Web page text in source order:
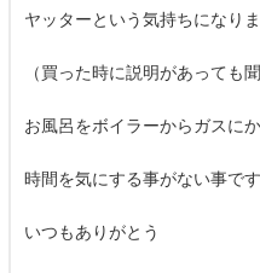
ヤッターという気持ちになりま
（買った時に説明があっても
お風呂をボイラーからガスに
時間を気にする事がない事で
いつもありがとう